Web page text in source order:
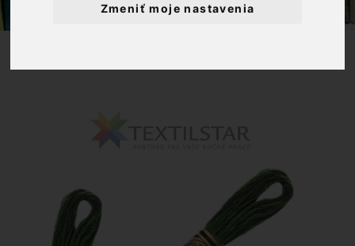
Zmeniť moje nastavenia